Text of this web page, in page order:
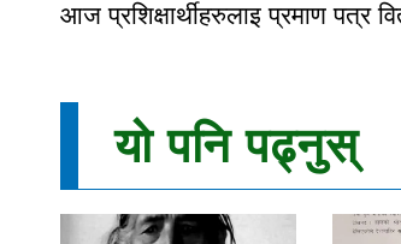
आज प्रशिक्षार्थीहरुलाइ प्रमाण पत्र
यो पनि पढ्नुस्